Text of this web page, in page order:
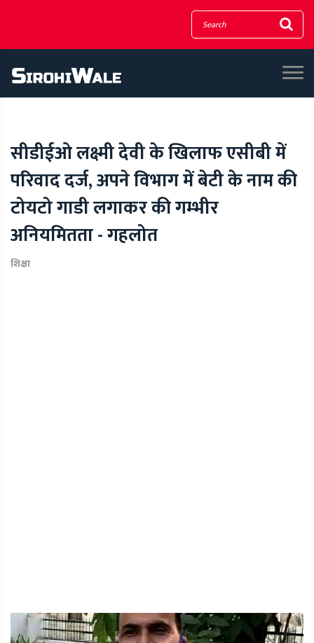
सीडीईओ लक्ष्मी देवी के खिलाफ एसीबी में
परिवाद दर्ज, अपने विभाग में बेटी के नाम की
टोयटो गाडी लगाकर की गम्भीर
अनियमितता - गहलोत
शिक्षा